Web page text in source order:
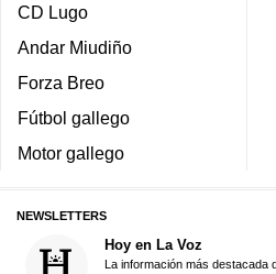
CD Lugo
Andar Miudiño
Forza Breo
Fútbol gallego
Motor gallego
NEWSLETTERS
Hoy en La Voz
La información más destacada